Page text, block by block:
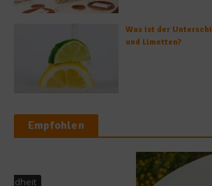
Was ist der
und Limetten?
Empfohlen